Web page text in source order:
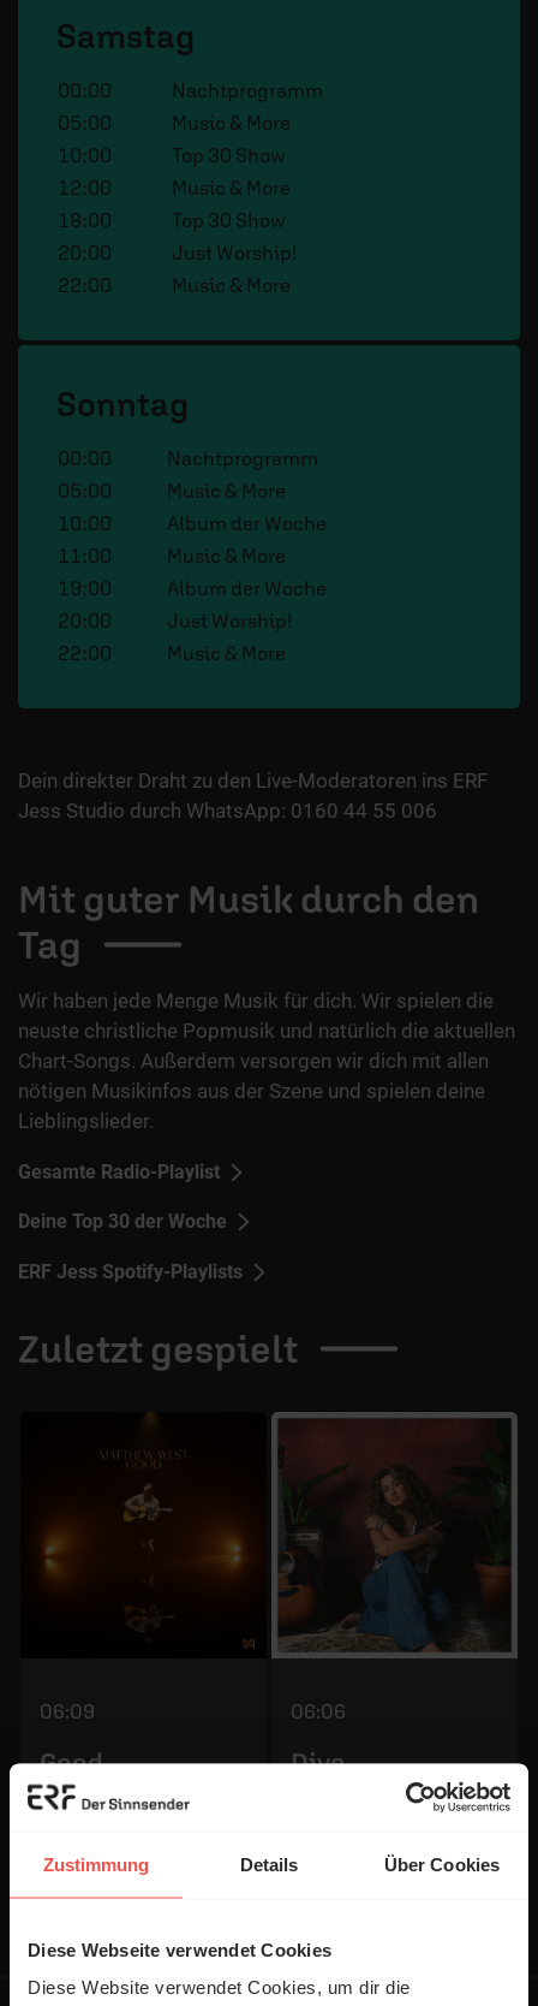
Zustimmung Details Über Cookies
Diese Webseite verwendet Cookies
Diese Website verwendet Cookies, um dir die
Samstag
00:00
Nachtprogramm
05:00
Music & More
10:00
Top 30 Show
12:00
Music & More
18:00
Top 30 Show
20:00
Just Worship!
22:00
Music & More
Sonntag
00:00
Nachtprogramm
05:00
Music & More
10:00
Album der Woche
11:00
Music & More
19:00
Album der Woche
20:00
Just Worship!
22:00
Music & More
Dein direkter Draht zu den Live-Moderatoren ins ERF
Jess Studio durch WhatsApp: 0160 44 55 006
Mit guter Musik durch den
Tag
Wir haben jede Menge Musik für dich. Wir spielen die
neuste christliche Popmusik und natürlich die aktuellen
Chart-Songs. Außerdem versorgen wir dich mit allen
nötigen Musikinfos aus der Szene und spielen deine
Lieblingslieder.
Gesamte Radio-Playlist
Deine Top 30 der Woche
ERF Jess Spotify-Playlists
Zuletzt gespielt
06:09
Good
Matthew West
06:06
Dive